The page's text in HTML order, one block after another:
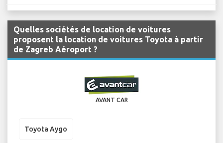
Quelles sociétés de location de voitures
proposent la location de voitures Toyota à partir
de Zagreb Aéroport ?
AVANT CAR
Toyota Aygo